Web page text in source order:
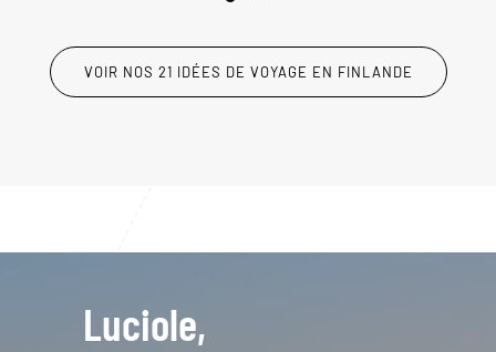
VOIR NOS 21 IDÉES DE VOYAGE EN FINLANDE
Luciole,